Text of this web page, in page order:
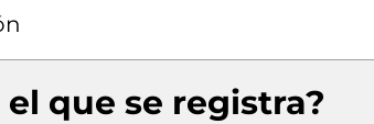
que se registra?